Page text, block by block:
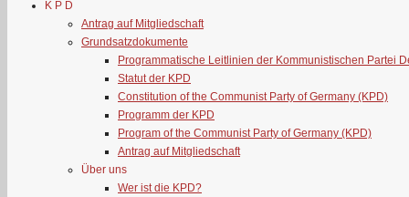
K P D
Antrag auf Mitgliedschaft
Grundsatzdokumente
Programmatische Leitlinien der Kommunistischen Partei
Statut der KPD
Constitution of the Communist Party of Germany (KPD)
Programm der KPD
Program of the Communist Party of Germany (KPD)
Antrag auf Mitgliedschaft
Über uns
Wer ist die KPD?